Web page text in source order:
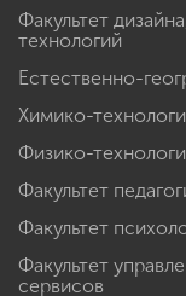
Факультет
технологий
Естественно-
Химико-
Физико-
Факультет
Факультет
Факультет
сервисов